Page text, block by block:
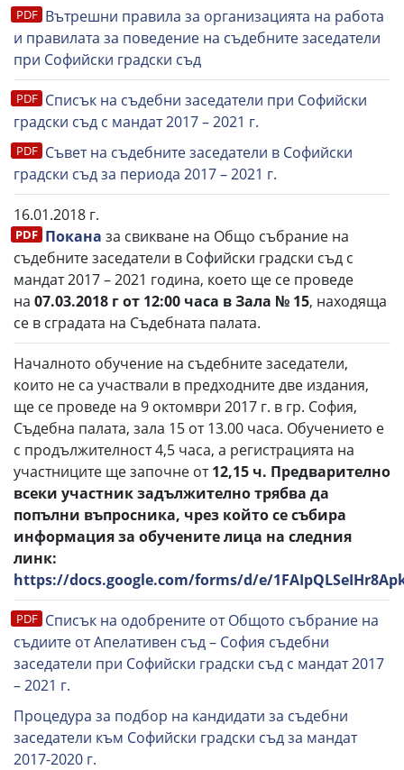
Вътрешни правила за организацията на работа
и правилата за поведение на съдебните заседатели
при Софийски градски съд
Списък на съдебни заседатели при Софийски
градски съд с мандат 2017 – 2021 г.
Съвет на съдебните заседатели в Софийски
градски съд за периода 2017 – 2021 г.
16.01.2018 г.
Покана за свикване на Общо събрание на
съдебните заседатели в Софийски градски съд с
мандат 2017 – 2021 година, което ще се проведе
на 07.03.2018 г от 12:00 часа в Зала № 15, находяща
се в сградата на Съдебната палата.
Началното обучение на съдебните заседатели,
които не са участвали в предходните две издания,
ще се проведе на 9 октомври 2017 г. в гр. София,
Съдебна палата, зала 15 от 13.00 часа. Обучението е
с продължителност 4,5 часа, а регистрацията на
участниците ще започне от12,15 ч. Предварително
всеки участник задължително трябва да
попълни въпросника, чрез който се събира
информация за обучените лица на следния
линк:
https://docs.google.com/forms/d/e/
Списък на одобрените от Общото събрание на
съдиите от Апелативен съд – София съдебни
заседатели при Софийски градски съд с мандат 2017
– 2021 г.
Процедура за подбор на кандидати за съдебни
заседатели към Софийски градски съд за мандат
2017-2020 г.